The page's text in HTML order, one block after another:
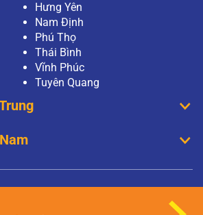
Hưng Yên
Nam Định
Phú Thọ
Thái Bình
Vĩnh Phúc
Tuyên Quang